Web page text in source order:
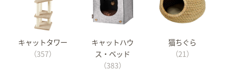
キャットタワー
（357）
キャットハウ
ス・ベッド
（383）
猫ちぐら
（21）